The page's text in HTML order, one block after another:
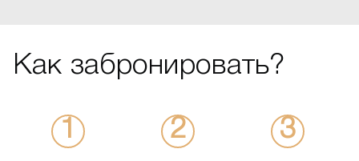
Как забронировать?